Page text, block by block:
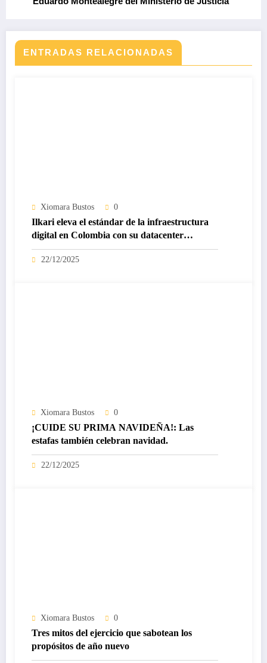
ENTRADAS RELACIONADAS
Xiomara Bustos 0
Ilkari eleva el estándar de la infraestructura
digital en Colombia con su datacenter
certificado Nivel IV de ICREA
22/12/2025
Xiomara Bustos 0
¡CUIDE SU PRIMA NAVIDEÑA!: Las
estafas también celebran navidad.
22/12/2025
Xiomara Bustos 0
Tres mitos del ejercicio que sabotean los
propósitos de año nuevo